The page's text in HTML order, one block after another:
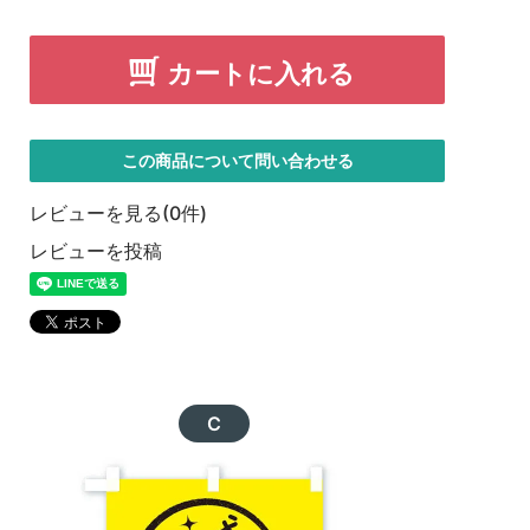
カートに入れる
この商品について問い合わせる
レビューを見る(0件)
レビューを投稿
C